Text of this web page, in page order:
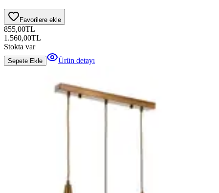
Favorilere ekle
855,00TL
1.560,00TL
Stokta var
Sepete Ekle Ürün detayı